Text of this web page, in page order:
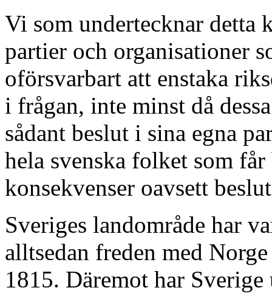
Vi som undertecknar detta
partier och organisationer
oförsvarbart att enstaka
i frågan, inte minst då
sådant beslut i sina egna
hela svenska folket som
konsekvenser oavsett
Sveriges landområde har
alltsedan freden med
1815. Däremot har